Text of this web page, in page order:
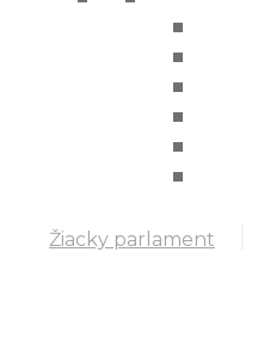
Žiacky parlament